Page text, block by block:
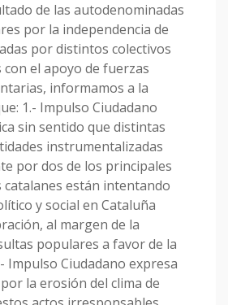
de las autodenominadas
por la independencia de
por distintos colectivos
el apoyo de fuerzas
informamos a la
1.- Impulso Ciudadano
sin sentido que distintas
instrumentalizadas
por dos de los principales
están intentando
y social en Cataluña
al margen de la
populares a favor de la
Impulso Ciudadano expresa
la erosión del clima de